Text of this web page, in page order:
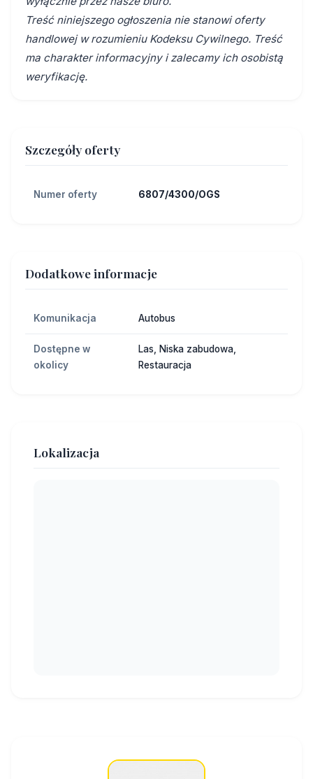
Treść niniejszego ogłoszenia nie stanowi oferty
handlowej w rozumieniu Kodeksu Cywilnego. Treść
ma charakter informacyjny i zalecamy ich osobistą
weryfikację.
Szczegóły oferty
Numer oferty 6807/4300/OGS
Dodatkowe informacje
Komunikacja Autobus
Dostępne w
okolicy
Las, Niska zabudowa,
Restauracja
Lokalizacja